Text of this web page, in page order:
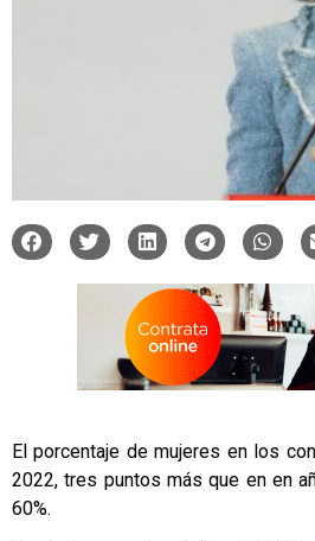
El porcentaje de mujeres en los
2022, tres puntos más que en en
60%.